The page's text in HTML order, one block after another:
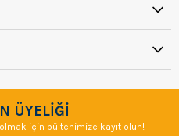
ÜYELİĞİ
için bültenimize kayıt olun!